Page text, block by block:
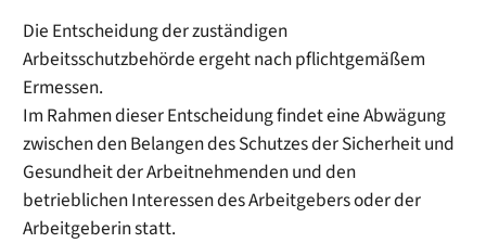
Die Entscheidung der zuständigen
Arbeitsschutzbehörde ergeht nach pflichtgemäßem
Ermessen.
Im Rahmen dieser Entscheidung findet eine Abwägung
zwischen den Belangen des Schutzes der Sicherheit und
Gesundheit der Arbeitnehmenden und den
betrieblichen Interessen des Arbeitgebers oder der
Arbeitgeberin statt.